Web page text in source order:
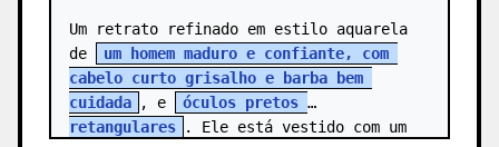
Um retrato refinado em estilo aquarela
de
um homem maduro e confiante, com
cabelo curto grisalho e barba bem
cuidada
, e
óculos pretos
retangulares
. Ele está vestido com um